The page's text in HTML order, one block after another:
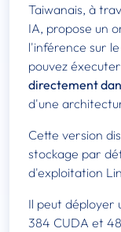
Taiwanais, à
IA, propose un
l'inférence sur
pouvez
directement
d'une
Cette version
stockage par
d'exploitation
Il peut déployer
384 CUDA et